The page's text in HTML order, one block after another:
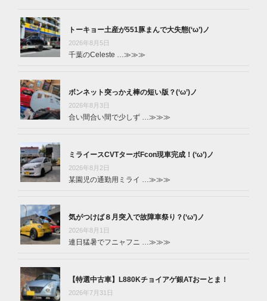
トーキョー土産が551豚まんで大失態(‘ω’)ノ
2026年8月5日
千葉のCeleste …≫≫≫
ボンネット突っかえ棒の短い版？(‘ω’)ノ
2026年8月3日
合い間合い間で少しず …≫≫≫
ミライースCVTターボFcon現車完成！(‘ω’)ノ
2026年8月2日
某園児の通勤用ミライ …≫≫≫
気がつけば８月突入で故障車祭り？(‘ω’)ノ
2026年8月1日
連日猛暑でフニャフニ …≫≫≫
【特選中古車】L880Kチョイアゲ銀ATおーとま！
2026年7月31日